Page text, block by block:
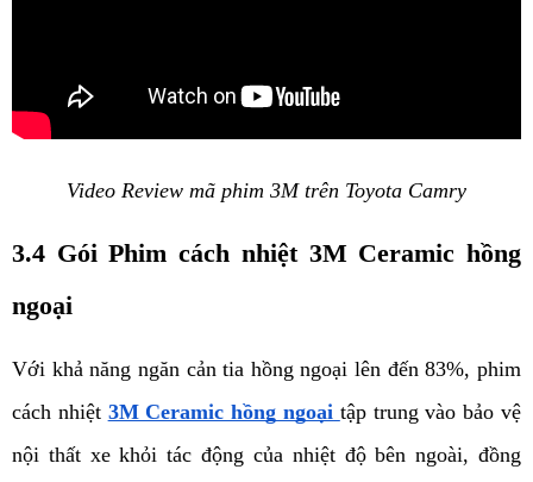
Video Review mã phim 3M trên Toyota Camry
3.4 Gói Phim cách nhiệt 3M Ceramic hồng
ngoại
Với khả năng ngăn cản tia hồng ngoại lên đến 83%, phim
cách nhiệt 3M Ceramic hồng ngoại tập trung vào bảo vệ
nội thất xe khỏi tác động của nhiệt độ bên ngoài, đồng